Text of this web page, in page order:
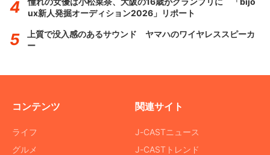
ux新人発掘オーディション2026」リポート
上質で没入感のあるサウンド ヤマハのワイヤレススピーカ
ー
コンテンツ
ライフ
グルメ
関連サイト
J-CASTニュース
J-CASTトレンド